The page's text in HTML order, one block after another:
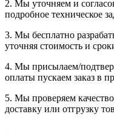
2. Мы уточняем и
подробное техническое
3. Мы бесплатно
уточняя стоимость и
4. Мы присылаем/
оплаты пускаем заказ в
5. Мы проверяем
доставку или отгрузку